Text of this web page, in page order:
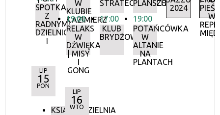
SPOTKANIE
Z
RADNYMI
DZIELNICY
I
W
KLUBIE
KAZIMIERZ
19:00
RELAKS
W
DŹWIĘKACH
| MISY
I
GONG
STRATEGICZNYCH
17:00
KLUB
BRYDŻOWY
PLANSZOWYCH
19:00
POTAŃCÓWKA
W
ALTANIE
NA
PLANTACH
2024
W
LIP
15
PON
KSIĄŻKODZIELNIA
LIP
16
WTO